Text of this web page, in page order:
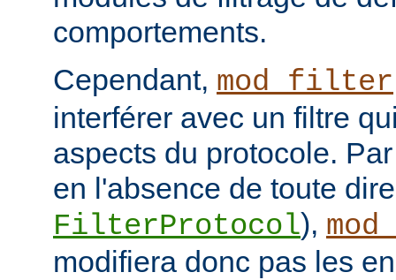
comportements.
Cependant, mod_filter
interférer avec un filtre
aspects du protocole.
en l'absence de toute
FilterProtocol),
modifiera donc pas les